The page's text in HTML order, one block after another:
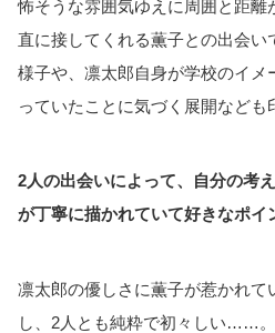
怖そうな雰囲気ゆえに周囲と距離
直に接してくれる薫子との出会い
様子や、凛太郎自身が学校のイメ
っていたことに気づく展開なども
2人の出会いによって、自分の考
が丁寧に描かれていて好きなポイ
凛太郎の優しさに薫子が惹かれて
し、2人とも純粋で初々しい……。